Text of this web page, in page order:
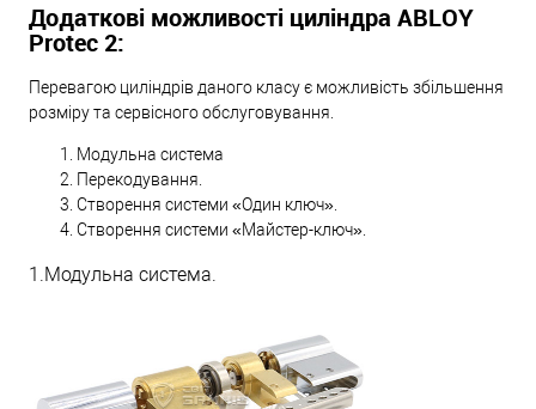
Додаткові можливості циліндра ABLOY
Protec 2:
Перевагою циліндрів даного класу є можливість збільшення
розміру та сервісного обслуговування.
Модульна система
Перекодування.
Створення системи «Один ключ».
Створення системи «Майстер-ключ».
1.Модульна система.